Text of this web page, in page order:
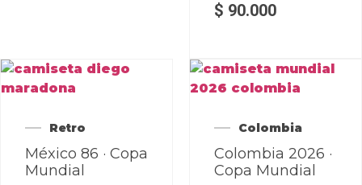
$ 90.000
Retro
México 86 · Copa
Mundial
Colombia
Colombia 2026 ·
Copa Mundial